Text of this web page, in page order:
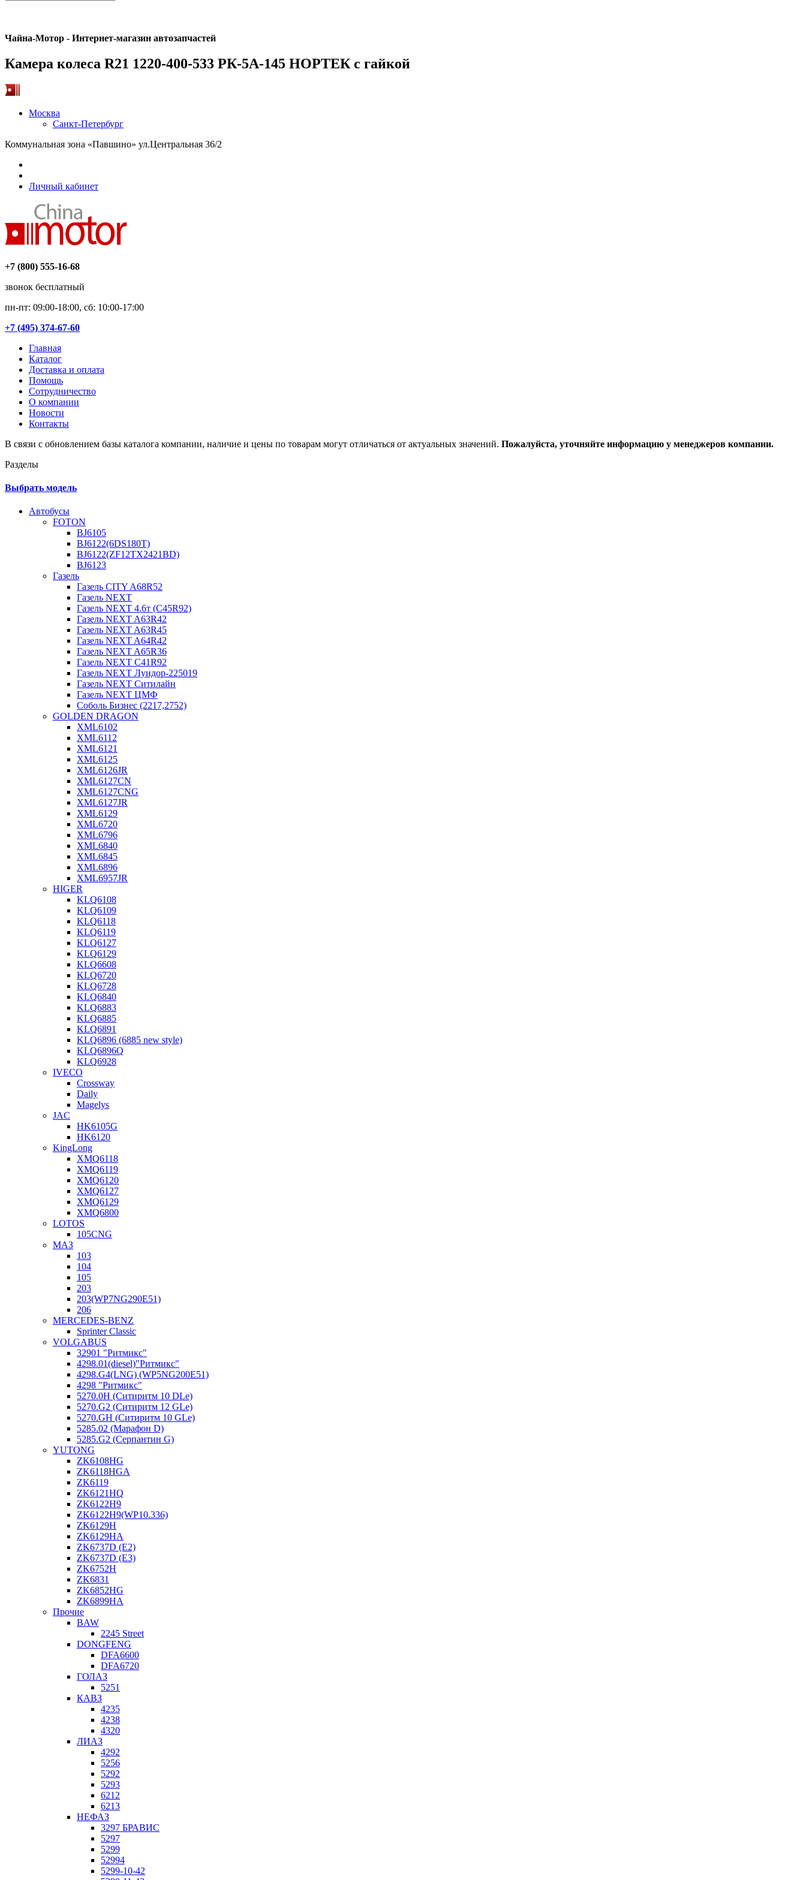
Чайна-Мотор - Интернет-магазин автозапчастей
Камера колеса R21 1220-400-533 РК-5А-145 НОРТЕК с гайкой
Москва
Санкт-Петербург
Коммунальная зона «Павшино» ул.Центральная 36/2
Личный кабинет
+7 (800) 555-16-68
звонок бесплатный
пн-пт: 09:00-18:00, сб: 10:00-17:00
+7 (495) 374-67-60
Главная
Каталог
Доставка и оплата
Помощь
Сотрудничество
О компании
Новости
Контакты
В связи с обновлением базы каталога компании, наличие и цены по товарам могут отличаться от актуальных значений. Пожалуйста, уточняйте информацию у менеджеров компании.
Разделы
Выбрать модель
Автобусы
FOTON
BJ6105
BJ6122(6DS180T)
BJ6122(ZF12TX2421BD)
BJ6123
Газель
Газель CITY A68R52
Газель NEXT
Газель NEXT 4.6т (C45R92)
Газель NEXT A63R42
Газель NEXT A63R45
Газель NEXT A64R42
Газель NEXT A65R36
Газель NEXT C41R92
Газель NEXT Луидор-225019
Газель NEXT Ситилайн
Газель NEXT ЦМФ
Соболь Бизнес (2217,2752)
GOLDEN DRAGON
XML6102
XML6112
XML6121
XML6125
XML6126JR
XML6127CN
XML6127CNG
XML6127JR
XML6129
XML6720
XML6796
XML6840
XML6845
XML6896
XML6957JR
HIGER
KLQ6108
KLQ6109
KLQ6118
KLQ6119
KLQ6127
KLQ6129
KLQ6608
KLQ6720
KLQ6728
KLQ6840
KLQ6883
KLQ6885
KLQ6891
KLQ6896 (6885 new style)
KLQ6896Q
KLQ6928
IVECO
Crossway
Daily
Magelys
JAC
HK6105G
HK6120
KingLong
XMQ6118
XMQ6119
XMQ6120
XMQ6127
XMQ6129
XMQ6800
LOTOS
105CNG
МАЗ
103
104
105
203
203(WP7NG290E51)
206
MERCEDES-BENZ
Sprinter Classic
VOLGABUS
32901 "Ритмикc"
4298.01(diesel)"Ритмикс"
4298.G4(LNG) (WP5NG200E51)
4298 "Ритмикс"
5270.0H (Ситиритм 10 DLe)
5270.G2 (Ситиритм 12 GLe)
5270.GH (Ситиритм 10 GLe)
5285.02 (Марафон D)
5285.G2 (Серпантин G)
YUTONG
ZK6108HG
ZK6118HGA
ZK6119
ZK6121HQ
ZK6122H9
ZK6122H9(WP10.336)
ZK6129H
ZK6129HA
ZK6737D (E2)
ZK6737D (E3)
ZK6752H
ZK6831
ZK6852HG
ZK6899HA
Прочие
BAW
2245 Street
DONGFENG
DFA6600
DFA6720
ГОЛАЗ
5251
КАВЗ
4235
4238
4320
ЛИАЗ
4292
5256
5292
5293
6212
6213
НЕФАЗ
3297 БРАВИС
5297
5299
52994
5299-10-42